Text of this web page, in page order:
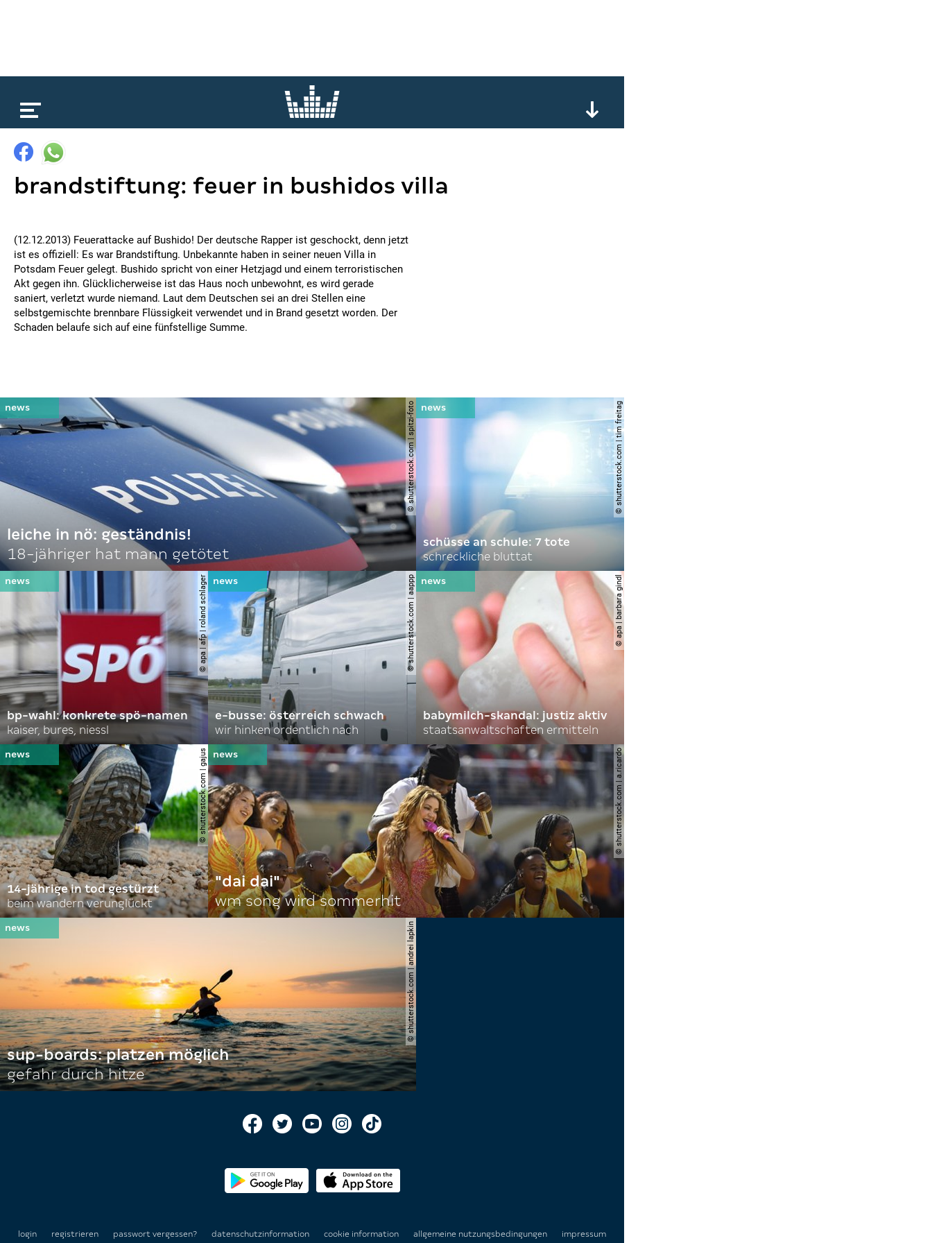
brandstiftung: feuer in bushidos villa
(12.12.2013) Feuerattacke auf Bushido! Der deutsche Rapper ist geschockt, denn jetzt
ist es offiziell: Es war Brandstiftung. Unbekannte haben in seiner neuen Villa in
Potsdam Feuer gelegt. Bushido spricht von einer Hetzjagd und einem terroristischen
Akt gegen ihn. Glücklicherweise ist das Haus noch unbewohnt, es wird gerade
saniert, verletzt wurde niemand. Laut dem Deutschen sei an drei Stellen eine
selbstgemischte brennbare Flüssigkeit verwendet und in Brand gesetzt worden. Der
Schaden belaufe sich auf eine fünfstellige Summe.
© shutterstock.com | spitzi-foto
leiche in nö: geständnis!
18-jähriger hat mann getötet
© shutterstock.com | tim freitag
schüsse an schule: 7 tote
schreckliche bluttat
© apa | afp | roland schlager
bp-wahl: konkrete spö-namen
kaiser, bures, niessl
© shutterstock.com | aappp
e-busse: österreich schwach
wir hinken ordentlich nach
© apa | barbara gindl
babymilch-skandal: justiz aktiv
staatsanwaltschaften ermitteln
© shutterstock.com | gajus
14-jährige in tod gestürzt
beim wandern verunglückt
© shutterstock.com | a.ricardo
"dai dai"
wm song wird sommerhit
© shutterstock.com | andrei lapkin
sup-boards: platzen möglich
gefahr durch hitze
login registrieren passwort vergessen? datenschutzinformation cookie information allgemeine nutzungsbedingungen impressum